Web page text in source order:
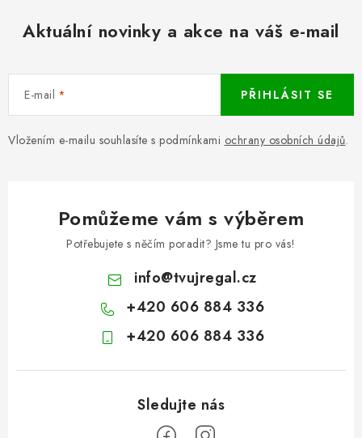
Aktuální novinky a akce na váš e-mail
E-mail
Vložením e-mailu souhlasíte s podmínkami ochrany osobních údajů.
PŘIHLÁSIT SE
Pomůžeme vám s výběrem
Potřebujete s něčím poradit? Jsme tu pro vás!
info@tvujregal.cz
+420 606 884 336
+420 606 884 336